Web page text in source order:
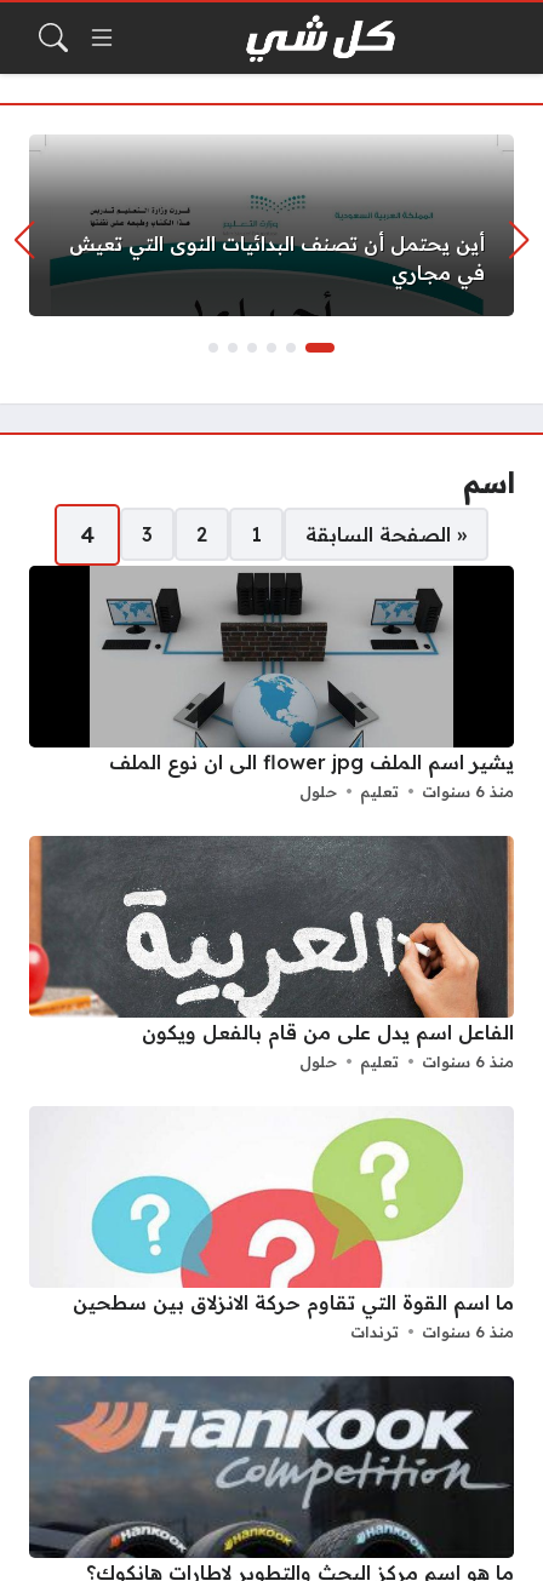
أين يحتمل أن تصنف البدائيات النوى التي تعيش
في مجاري
اسم
صفحات:
« الصفحة السابقة 1
2
3
4
يشير اسم الملف flower jpg الى ان نوع الملف
منذ 6 سنوات تعليم حلول
الفاعل اسم يدل على من قام بالفعل ويكون
منذ 6 سنوات تعليم حلول
ما اسم القوة التي تقاوم حركة الانزلاق بين سطحين
منذ 6 سنوات ترندات
ما هو اسم مركز البحث والتطوير لإطارات هانكوك؟